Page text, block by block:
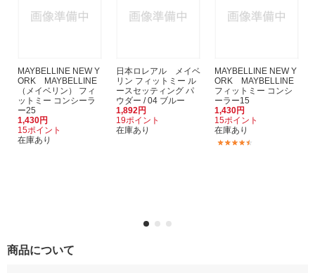
MAYBELLINE NEW Y
ORK MAYBELLINE
（メイベリン） フィ
ットミー コンシーラ
ー25
1,430円
15ポイント
在庫あり
日本ロレアル メイベ
リン フィットミー ル
ースセッティング パ
ウダー / 04 ブルー
1,892円
19ポイント
在庫あり
MAYBELLINE NEW Y
ORK MAYBELLINE
フィットミー コンシ
ーラー15
1,430円
15ポイント
在庫あり
商品について